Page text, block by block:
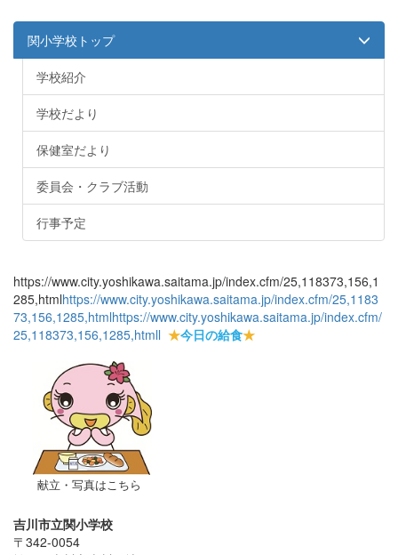
関小学校トップ
学校紹介
学校だより
保健室だより
委員会・クラブ活動
行事予定
https://www.city.yoshikawa.saitama.jp/index.cfm/25,118373,156,1
285,htmlhttps://www.city.yoshikawa.saitama.jp/index.cfm/25,1183
73,156,1285,htmlhttps://www.city.yoshikawa.saitama.jp/index.cfm/
25,118373,156,1285,htmll ★今日の給食★
献立・写真はこちら
吉川市立関小学校
〒342-0054